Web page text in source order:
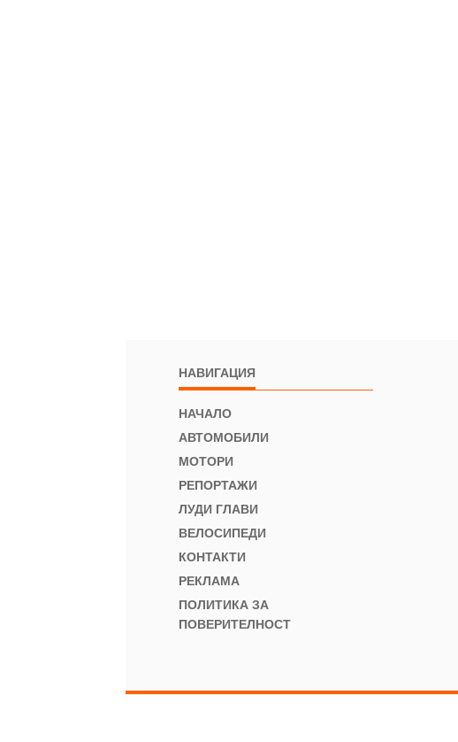
НАВИГАЦИЯ
НАЧАЛО
АВТОМОБИЛИ
МОТОРИ
РЕПОРТАЖИ
ЛУДИ ГЛАВИ
ВЕЛОСИПЕДИ
КОНТАКТИ
РЕКЛАМА
ПОЛИТИКА ЗА
ПОВЕРИТЕЛНОСТ